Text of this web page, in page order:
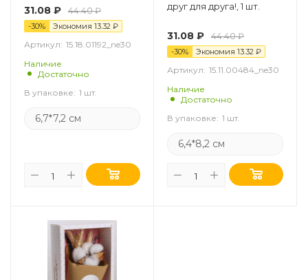
31.08 ₽ 44.40₽
-30% Экономия 13.32 ₽
Артикул: 15.18.01192_ne30
Наличие
Достаточно
В упаковке: 1 шт.
6,7*7,2 см
друг для друга!, 1 шт.
31.08 ₽ 44.40₽
-30% Экономия 13.32 ₽
Артикул: 15.11.00484_ne30
Наличие
Достаточно
В упаковке: 1 шт.
6,4*8,2 см